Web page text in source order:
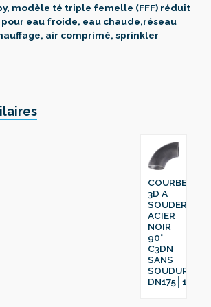
modèle té triple femelle (FFF) réduit
pour eau froide, eau chaude,réseau
air comprimé, sprinkler
COURBE
3D A
SOUDER
ACIER
NOIR
90°
C3DN
SANS
SOUDURE
DN175│193.7